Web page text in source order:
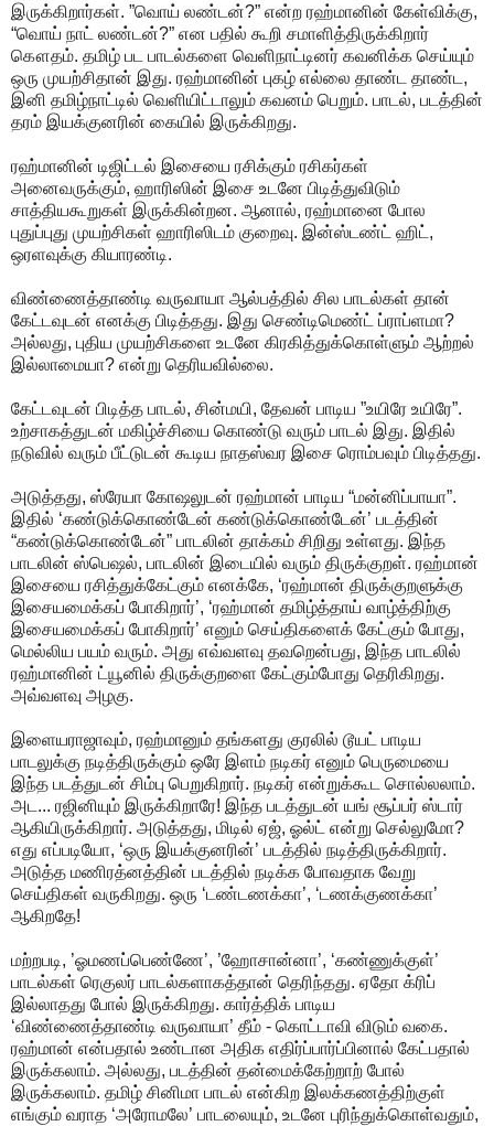
இருக்கிறார்கள். ”வொய் லண்டன்?” என்ற ரஹ்மானின் கேள்விக்கு,
“வொய் நாட் லண்டன்?” என பதில் கூறி சமாளித்திருக்கிறார்
கௌதம். தமிழ் பட பாடல்களை வெளிநாட்டினர் கவனிக்க செய்யும்
ஒரு முயற்சிதான் இது. ரஹ்மானின் புகழ் எல்லை தாண்ட தாண்ட,
இனி தமிழ்நாட்டில் வெளியிட்டாலும் கவனம் பெறும். பாடல், படத்தின்
தரம் இயக்குனரின் கையில் இருக்கிறது.
ரஹ்மானின் டிஜிட்டல் இசையை ரசிக்கும் ரசிகர்கள்
அனைவருக்கும், ஹாரிஸின் இசை உடனே பிடித்துவிடும்
சாத்தியகூறுகள் இருக்கின்றன. ஆனால், ரஹ்மானை போல
புதுப்புது முயற்சிகள் ஹாரிஸிடம் குறைவு. இன்ஸ்டண்ட் ஹிட்,
ஒரளவுக்கு கியாரண்டி.
விண்ணைத்தாண்டி வருவாயா ஆல்பத்தில் சில பாடல்கள் தான்
கேட்டவுடன் எனக்கு பிடித்தது. இது செண்டிமெண்ட் ப்ராப்ளமா?
அல்லது, புதிய முயற்சிகளை உடனே கிரகித்துக்கொள்ளும் ஆற்றல்
இல்லாமையா? என்று தெரியவில்லை.
கேட்டவுடன் பிடித்த பாடல், சின்மயி, தேவன் பாடிய ”உயிரே உயிரே”.
உற்சாகத்துடன் மகிழ்ச்சியை கொண்டு வரும் பாடல் இது. இதில்
நடுவில் வரும் பீட்டுடன் கூடிய நாதஸ்வர இசை ரொம்பவும் பிடித்தது.
அடுத்தது, ஸ்ரேயா கோஷலுடன் ரஹ்மான் பாடிய “மன்னிப்பாயா”.
இதில் ‘கண்டுக்கொண்டேன் கண்டுக்கொண்டேன்’ படத்தின்
“கண்டுக்கொண்டேன்” பாடலின் தாக்கம் சிறிது உள்ளது. இந்த
பாடலின் ஸ்பெஷல், பாடலின் இடையில் வரும் திருக்குறள். ரஹ்மான்
இசையை ரசித்துக்கேட்கும் எனக்கே, ‘ரஹ்மான் திருக்குறளுக்கு
இசையமைக்கப் போகிறார்’, ‘ரஹ்மான் தமிழ்த்தாய் வாழ்த்திற்கு
இசையமைக்கப் போகிறார்’ எனும் செய்திகளைக் கேட்கும் போது,
மெல்லிய பயம் வரும். அது எவ்வளவு தவறென்பது, இந்த பாடலில்
ரஹ்மானின் ட்யூனில் திருக்குறளை கேட்கும்போது தெரிகிறது.
அவ்வளவு அழகு.
இளையராஜாவும், ரஹ்மானும் தங்களது குரலில் டூயட் பாடிய
பாடலுக்கு நடித்திருக்கும் ஒரே இளம் நடிகர் எனும் பெருமையை
இந்த படத்துடன் சிம்பு பெறுகிறார். நடிகர் என்றுக்கூட சொல்லலாம்.
அட... ரஜினியும் இருக்கிறாரே! இந்த படத்துடன் யங் சூப்பர் ஸ்டார்
ஆகியிருக்கிறார். அடுத்தது, மிடில் ஏஜ், ஓல்ட் என்று செல்லுமோ?
எது எப்படியோ, ‘ஒரு இயக்குனரின்’ படத்தில் நடித்திருக்கிறார்.
அடுத்த மணிரத்னத்தின் படத்தில் நடிக்க போவதாக வேறு
செய்திகள் வருகிறது. ஒரு ‘டண்டணக்கா’, ‘டணக்குணக்கா’
ஆகிறதே!
மற்றபடி, ’ஓமணப்பெண்ணே’, ’ஹோசான்னா’, ‘கண்ணுக்குள்’
பாடல்கள் ரெகுலர் பாடல்களாகத்தான் தெரிந்தது. ஏதோ க்ரிப்
இல்லாதது போல் இருக்கிறது. கார்த்திக் பாடிய
‘விண்ணைத்தாண்டி வருவாயா’ தீம் - கொட்டாவி விடும் வகை.
ரஹ்மான் என்பதால் உண்டான அதிக எதிர்ப்பார்ப்பினால் கேட்பதால்
இருக்கலாம். அல்லது, படத்தின் தன்மைக்கேற்றாற் போல்
இருக்கலாம். தமிழ் சினிமா பாடல் என்கிற இலக்கணத்திற்குள்
எங்கும் வராத ‘அரோமலே’ பாடலையும், உடனே புரிந்துக்கொள்வதும்,